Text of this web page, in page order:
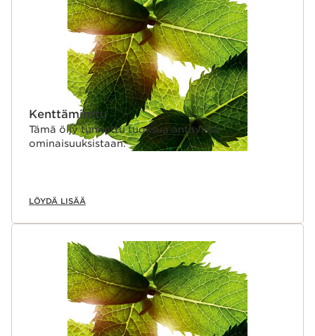
Kenttäminttu
Tämä öljy tunnettu tuoksua antavista
ominaisuuksistaan.
LÖYDÄ LISÄÄ